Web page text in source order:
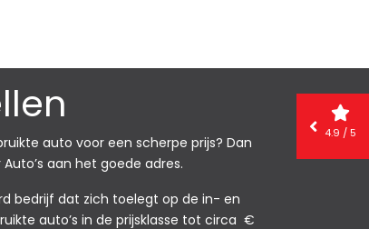
auto voor een scherpe prijs? Dan
aan het goede adres.
bedrijf dat zich toelegt op de in- en
auto’s in de prijsklasse tot circa €
4.9 / 5